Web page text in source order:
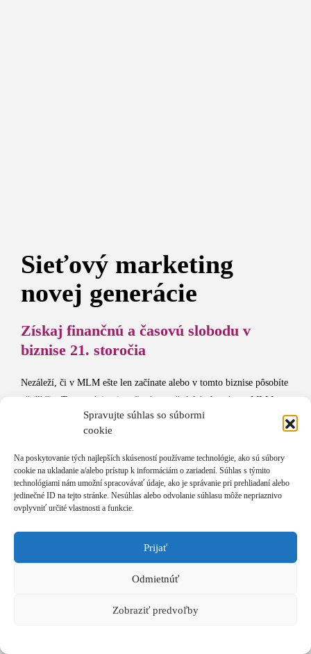
Spravujte súhlas so súbormi
cookie
Na poskytovanie tých najlepších skúseností používame technológie, ako sú súbory
cookie na ukladanie a/alebo prístup k informáciám o zariadení. Súhlas s týmito
technológiami nám umožní spracovávať údaje, ako je správanie pri prehliadaní alebo
jedinečné ID na tejto stránke. Nesúhlas alebo odvolanie súhlasu môže nepriaznivo
ovplyvniť určité vlastnosti a funkcie.
Prijať
Odmietnúť
Zobraziť predvoľby
Sieťový marketing
novej generácie
Získaj finančnú a časovú slobodu v
biznise 21. storočia
Nezáleží, či v MLM ešte len začínate alebo v tomto biznise pôsobíte
už dlhšie. Tento tréning je určený pre všetkých, ktorý to s MLM
myslia naozaj vážne a chcú v ňom dosahovať žiaduce výsledky.
spôsoby, ako oslovovať klientov, rozširovať svoju štruktúru a zvýšiť
úspešnosť vašich predajov. Postavíte sa zoči voči strachom, nastavíte
si zrkadlo a vytvoríte stratégiu úspechu.